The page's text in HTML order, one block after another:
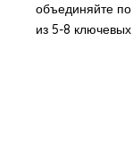
объединяйте
из 5-8 ключевых